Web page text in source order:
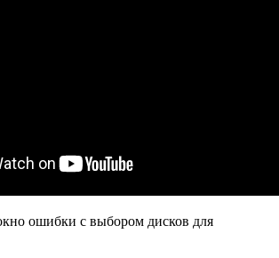
ошибки с выбором дисков для